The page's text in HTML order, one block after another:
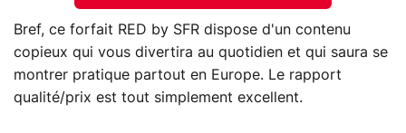
Bref, ce forfait RED by SFR dispose d'un contenu
copieux qui vous divertira au quotidien et qui saura se
montrer pratique partout en Europe. Le rapport
qualité/prix est tout simplement excellent.